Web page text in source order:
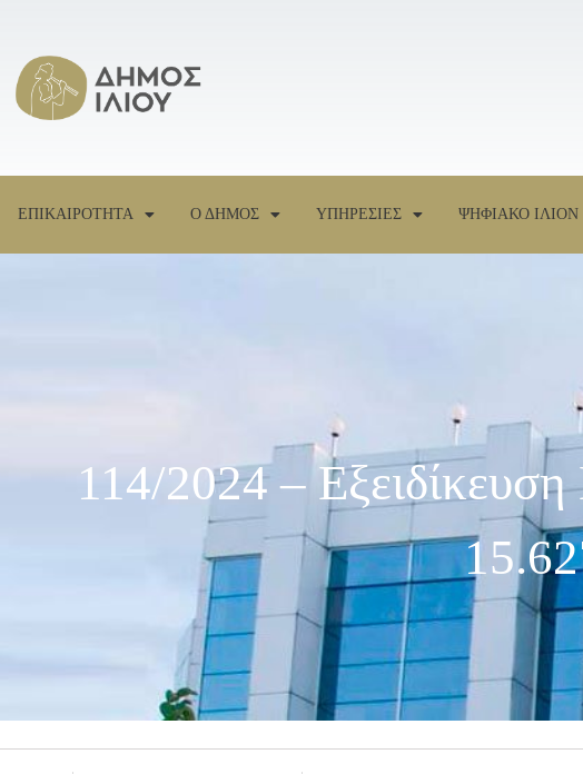
ΕΠΙΚΑΙΡΟΤΗΤΑ Ο ΔΗΜΟΣ ΥΠΗΡΕΣΙΕΣ ΨΗΦΙΑΚΟ ΙΛΙΟΝ
114/2024 –